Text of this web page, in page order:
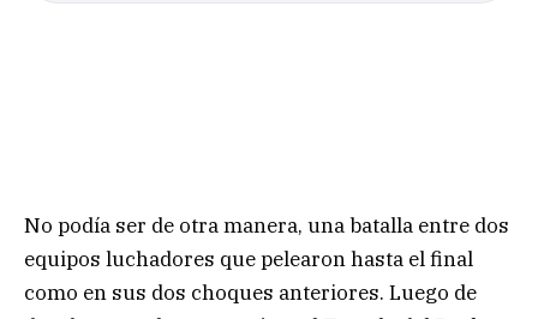
No podía ser de otra manera, una batalla entre dos
equipos luchadores que pelearon hasta el final
como en sus dos choques anteriores. Luego de